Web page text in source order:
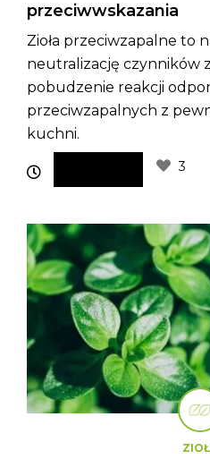
przeciwwskazania
Zioła przeciwzapalne to
neutralizację czynników
pobudzenie reakcji
przeciwzapalnych z
kuchni.
3